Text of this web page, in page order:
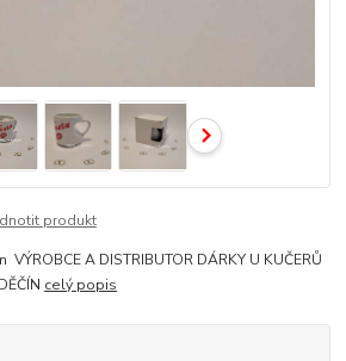
produkt
A DISTRIBUTOR DÁRKY U KUČERŮ
celý popis